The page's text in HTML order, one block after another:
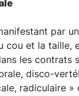
par
cou et la taille,
les contrats
disco-
radiculaire